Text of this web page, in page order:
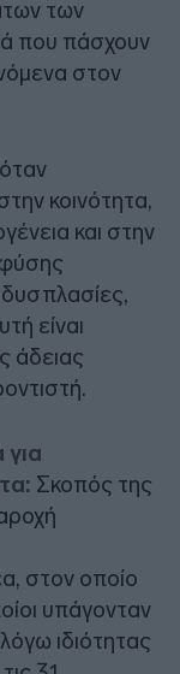
των
που πάσχουν
στον
κοινότητα,
και στην
φύσης
είναι
άδειας
Σκοπός της
στον οποίο
υπάγονταν
ιδιότητας